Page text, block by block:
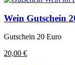
Wein Gutschein
Gutschein 20 Euro
20,00 €